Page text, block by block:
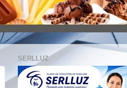
SERLLUZ